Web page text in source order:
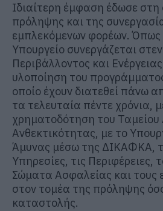
Ιδιαίτερη έμφαση έδωσε
πρόληψης και της
εμπλεκόμενων φορέων. Όπως
Υπουργείο συνεργάζεται
Περιβάλλοντος και
υλοποίηση του
οποίο έχουν διατεθεί πάνω
τα τελευταία πέντε χρόνια,
χρηματοδότηση του
Ανθεκτικότητας, με το
Άμυνας μέσω της ΔΙΚΑΦΚΑ,
Υπηρεσίες, τις Περιφέρειες,
Σώματα Ασφαλείας και τους
στον τομέα της πρόληψης
καταστολής.